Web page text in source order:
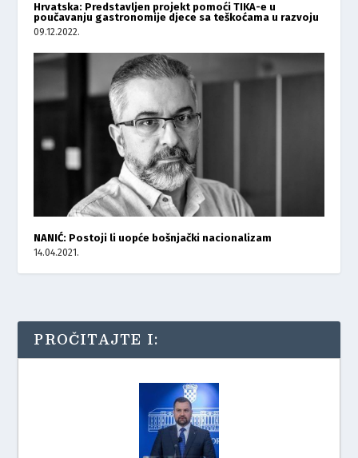
Hrvatska: Predstavljen projekt pomoći TIKA-e u
poučavanju gastronomije djece sa teškoćama u razvoju
09.12.2022.
NANIĆ: Postoji li uopće bošnjački nacionalizam
14.04.2021.
PROČITAJTE I: